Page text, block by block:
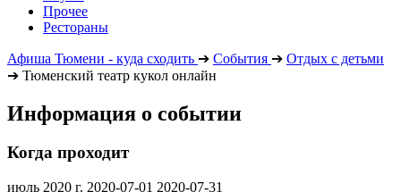
Прочее
Рестораны
Афиша Тюмени - куда сходить ➔ События ➔ Отдых с детьми
➔ Тюменский театр кукол онлайн
Информация о событии
Когда проходит
июль 2020 г. 2020-07-01 2020-07-31